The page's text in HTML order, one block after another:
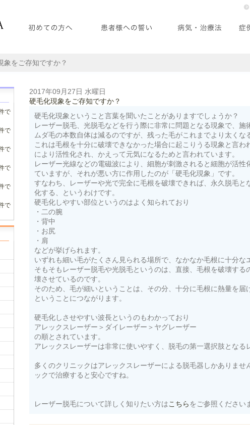
象をご存知ですか？
2017年09月27日 水曜日
硬毛化現象をご存知ですか？
硬毛化現象ということ言葉を聞いたことがありますでしょうか？
レーザー脱毛、光脱毛などを行う際に非常に問題となる現象で、施
ムダ毛の本数自体は減るのですが、残った毛がこれまでより太くな
これは毛根を十分に破壊できなかった場合に起こりうる現象と言
により活性化され、かえって元気になるためと言われています。
レーザー光線などの電磁波により、細胞が刺激されると細胞が活
ていますが、それが悪い方に作用したのが「硬毛化現象」です。
すなわち、レーザーや光で完全に毛根を破壊できれば、永久脱毛
化する、というわけです。
硬毛化しやすい部位というのはよく知られており
・二の腕
・背中
・お尻
・肩
などが挙げられます。
いずれも細い毛がたくさん見られる場所で、なかなか毛根に十分な
そもそもレーザー脱毛や光脱毛というのは、直接、毛根を破壊す
壊させているのです。
そのため、毛が細いということは、その分、十分に毛根に熱量を届
ということにつながります。
硬毛化しさせやすい波長というのもわかっており
アレックスレーザー＞ダイレーザー＞ヤグレーザー
の順とされています。
アレックスレーザーは非常に使いやすく、脱毛の第一選択肢となる
多くのクリニックはアレックスレーザーによる脱毛器しかありま
ックで治療すると安心ですね。
レーザー脱毛について詳しく知りたい方はこちらをご参照ください
で
で
で
で
で
で